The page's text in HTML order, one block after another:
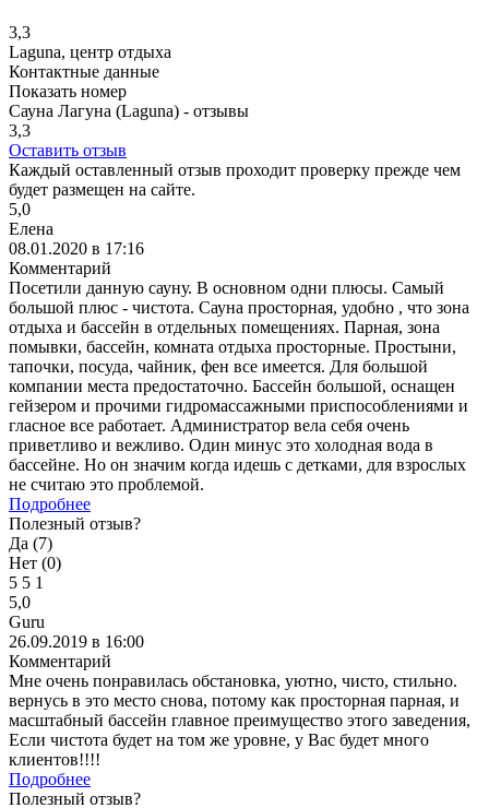
3,3
Laguna, центр отдыха
Контактные данные
Показать номер
Сауна Лагуна (Laguna) - отзывы
3,3
Оставить отзыв
Каждый оставленный отзыв проходит проверку прежде чем
будет размещен на сайте.
5,0
Елена
08.01.2020 в 17:16
Комментарий
Посетили данную сауну. В основном одни плюсы. Самый
большой плюс - чистота. Сауна просторная, удобно , что зона
отдыха и бассейн в отдельных помещениях. Парная, зона
помывки, бассейн, комната отдыха просторные. Простыни,
тапочки, посуда, чайник, фен все имеется. Для большой
компании места предостаточно. Бассейн большой, оснащен
гейзером и прочими гидромассажными приспособлениями и
гласное все работает. Администратор вела себя очень
приветливо и вежливо. Один минус это холодная вода в
бассейне. Но он значим когда идешь с детками, для взрослых
не считаю это проблемой.
Подробнее
Полезный отзыв?
Да (7)
Нет (0)
5 5 1
5,0
Guru
26.09.2019 в 16:00
Комментарий
Мне очень понравилась обстановка, уютно, чисто, стильно.
вернусь в это место снова, потому как просторная парная, и
масштабный бассейн главное преимущество этого заведения,
Если чистота будет на том же уровне, у Вас будет много
клиентов!!!!
Подробнее
Полезный отзыв?